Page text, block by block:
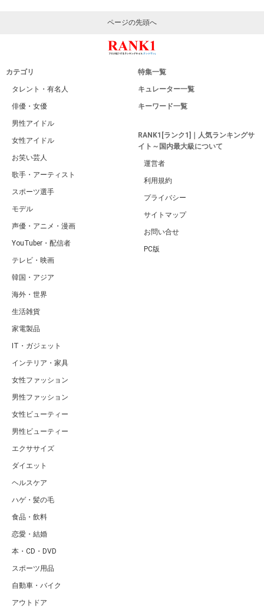
ページの先頭へ
カテゴリ
タレント・有名人
俳優・女優
男性アイドル
女性アイドル
お笑い芸人
歌手・アーティスト
スポーツ選手
モデル
声優・アニメ・漫画
YouTuber・配信者
テレビ・映画
韓国・アジア
海外・世界
生活雑貨
家電製品
IT・ガジェット
インテリア・家具
女性ファッション
男性ファッション
女性ビューティー
男性ビューティー
エクササイズ
ダイエット
ヘルスケア
ハゲ・髪の毛
食品・飲料
恋愛・結婚
本・CD・DVD
スポーツ用品
自動車・バイク
アウトドア
特集一覧
キュレーター一覧
キーワード一覧
RANK1[ランク1]｜人気ランキングサ
イト～国内最大級について
運営者
利用規約
プライバシー
サイトマップ
お問い合せ
PC版